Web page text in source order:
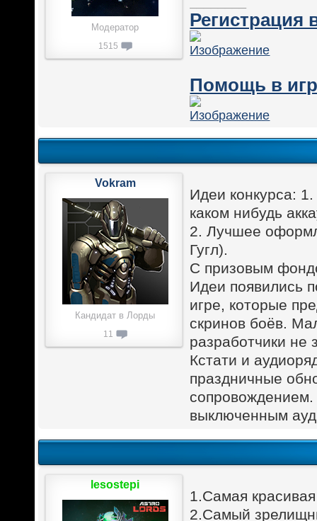
Регистрация
Помощь в
Модератор
1515
Идеи конкурса:
каком нибудь
2. Лучшее
Гугл).
С призовым
Идеи появились
игре, которые
скринов боёв.
разработчики не
Кстати и
праздничные
сопровождением.
выключенным
Vokram
Кандидат в Лорды
11
1.Самая
2.Самый
lesostepi